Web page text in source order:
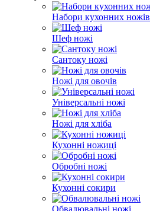
Набори кухонних ножів
Шеф ножі
Сантоку ножі
Ножі для овочів
Універсальні ножі
Ножі для хліба
Кухонні ножиці
Обробні ножі
Кухонні сокири
Обвалювальні ножі